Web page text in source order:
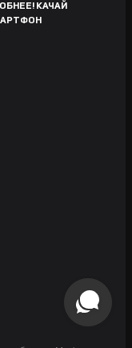
КАЧАЙ